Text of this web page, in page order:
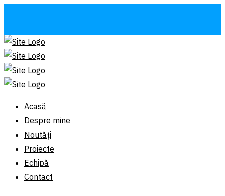
Acasă
Despre mine
Noutăți
Proiecte
Echipă
Contact